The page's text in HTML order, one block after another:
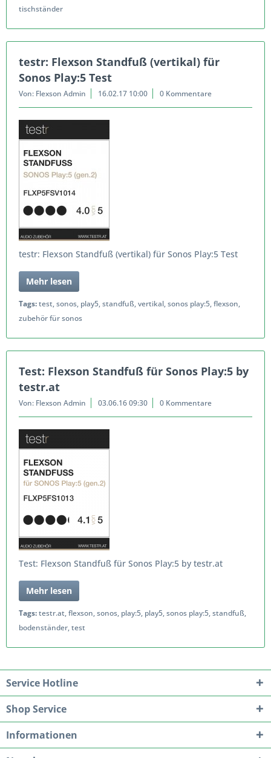
tischständer
testr: Flexson Standfuß (vertikal) für
Sonos Play:5 Test
Von: Flexson Admin 16.02.17 10:00 0 Kommentare
testr: Flexson Standfuß (vertikal) für Sonos Play:5 Test
Mehr lesen
Tags:test,sonos, play5,standfuß,vertikal,sonos play:5,flexson,
zubehör für sonos
Test: Flexson Standfuß für Sonos Play:5 by
testr.at
Von: Flexson Admin 03.06.16 09:30 0 Kommentare
Test: Flexson Standfuß für Sonos Play:5 by testr.at
Mehr lesen
Tags:testr.at,flexson,sonos, play:5, play5,sonos play:5,standfuß,
bodenständer,test
Service Hotline
Shop Service
Informationen